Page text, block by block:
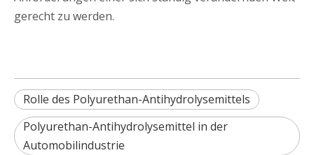
gerecht zu werden.
Rolle des Polyurethan-Antihydrolysemittels
Polyurethan-Antihydrolysemittel in der
Automobilindustrie